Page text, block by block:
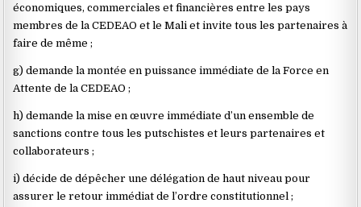
économiques, commerciales et financières entre les pays
membres de la CEDEAO et le Mali et invite tous les partenaires à
faire de même ;
g) demande la montée en puissance immédiate de la Force en
Attente de la CEDEAO ;
h) demande la mise en œuvre immédiate d’un ensemble de
sanctions contre tous les putschistes et leurs partenaires et
collaborateurs ;
i) décide de dépêcher une délégation de haut niveau pour
assurer le retour immédiat de l’ordre constitutionnel ;